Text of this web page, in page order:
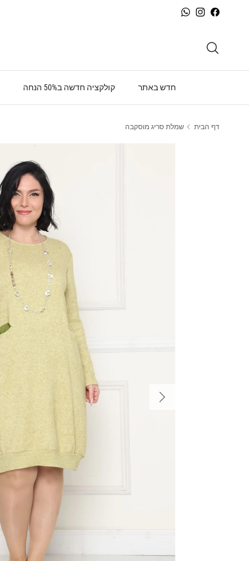
דילוג לתוכן
Facebook
Instagram
WhatsApp
חדש באתר קולקציה חדשה ב50% הנחה
דף הבית שמלת סריג מוסקבה
הקודם